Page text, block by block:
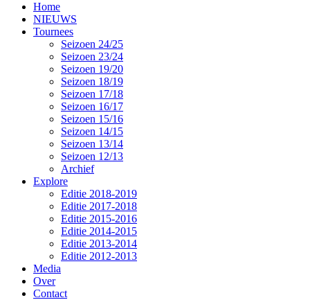
Home
NIEUWS
Tournees
Seizoen 24/25
Seizoen 23/24
Seizoen 19/20
Seizoen 18/19
Seizoen 17/18
Seizoen 16/17
Seizoen 15/16
Seizoen 14/15
Seizoen 13/14
Seizoen 12/13
Archief
Explore
Editie 2018-2019
Editie 2017-2018
Editie 2015-2016
Editie 2014-2015
Editie 2013-2014
Editie 2012-2013
Media
Over
Contact